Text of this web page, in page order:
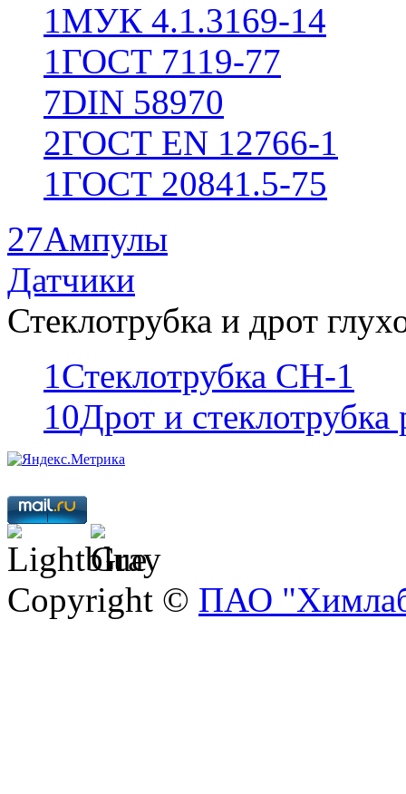
1МУК 4.1.3169-14
1ГОСТ 7119-77
7DIN 58970
2ГОСТ EN 12766-1
1ГОСТ 20841.5-75
27Ампулы
Датчики
Стеклотрубка и дрот
1Стеклотрубка СН-1
10Дрот и
Copyright © ПАО